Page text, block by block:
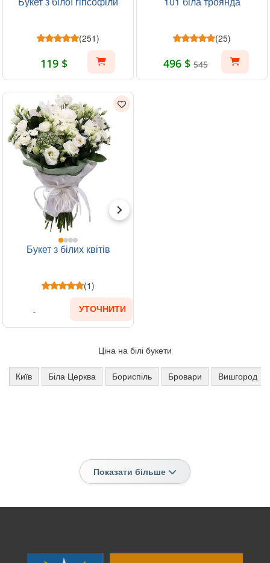
(251)
119 $
(25)
496 $ 545
Букет з білих квітів
(1)
УТОЧНИТИ
Ціна на білі букети
Київ Біла Церква Бориспіль Бровари Вишгород
Показати більше